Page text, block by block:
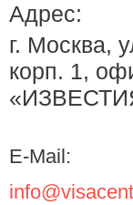
Адрес:
г. Москва,
корп. 1,
E-Mail: